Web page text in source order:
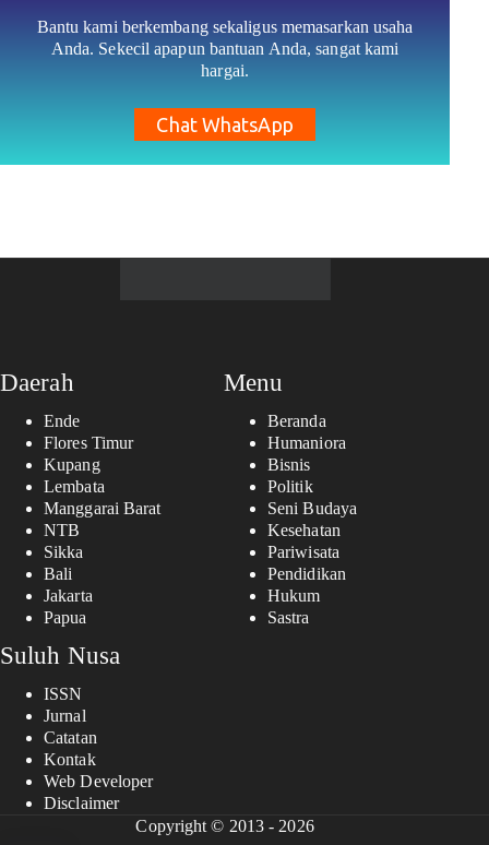
Bantu kami berkembang sekaligus memasarkan usaha
Anda. Sekecil apapun bantuan Anda, sangat kami
hargai.
Chat WhatsApp
Daerah
Ende
Flores Timur
Kupang
Lembata
Manggarai Barat
NTB
Sikka
Bali
Jakarta
Papua
Menu
Beranda
Humaniora
Bisnis
Politik
Seni Budaya
Kesehatan
Pariwisata
Pendidikan
Hukum
Sastra
Suluh Nusa
ISSN
Jurnal
Catatan
Kontak
Web Developer
Disclaimer
Copyright © 2013 - 2026